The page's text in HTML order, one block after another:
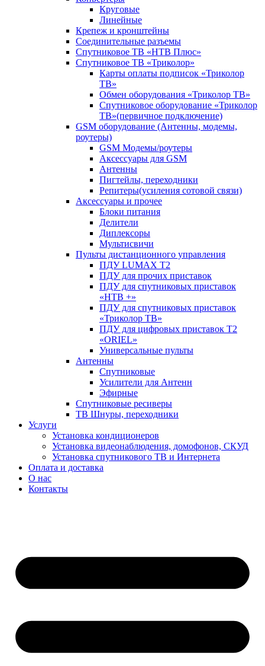
Круговые
Линейные
Крепеж и кронштейны
Соединительные разъемы
Спутниковое ТВ «НТВ Плюс»
Спутниковое ТВ «Триколор»
Карты оплаты подписок «Триколор
ТВ»
Обмен оборудования «Триколор ТВ»
Спутниковое оборудование «Триколор
ТВ»(первичное подключение)
GSM оборудование (Антенны, модемы,
роутеры)
GSM Модемы/роутеры
Аксессуары для GSM
Антенны
Пигтейлы, переходники
Репитеры(усиления сотовой связи)
Аксессуары и прочее
Блоки питания
Делители
Диплексоры
Мультисвичи
Пульты дистанционного управления
ПДУ LUMAX Т2
ПДУ для прочих приставок
ПДУ для спутниковых приставок
«НТВ +»
ПДУ для спутниковых приставок
«Триколор ТВ»
ПДУ для цифровых приставок Т2
«ORIEL»
Универсальные пульты
Антенны
Спутниковые
Усилители для Антенн
Эфирные
Спутниковые ресиверы
ТВ Шнуры, переходники
Услуги
Установка кондиционеров
Установка видеонаблюдения, домофонов, СКУД
Установка спутникового ТВ и Интернета
Оплата и доставка
О нас
Контакты